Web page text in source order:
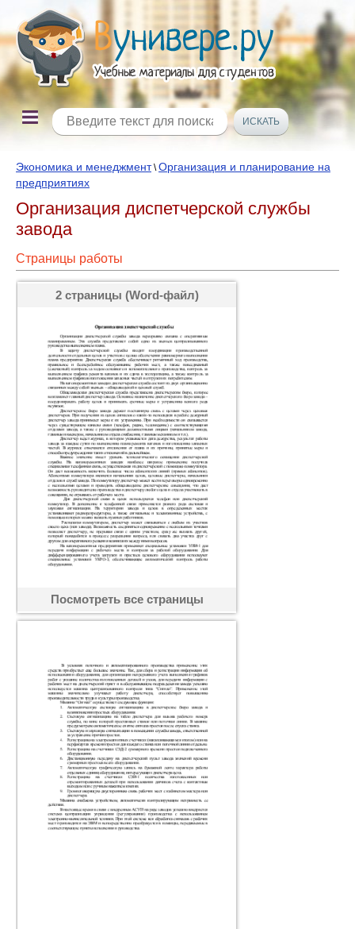
Экономика и менеджмент\Организация и планирование на
предприятиях
Организация диспетчерской службы
завода
Страницы работы
2 страницы (Word-файл)
Посмотреть все страницы